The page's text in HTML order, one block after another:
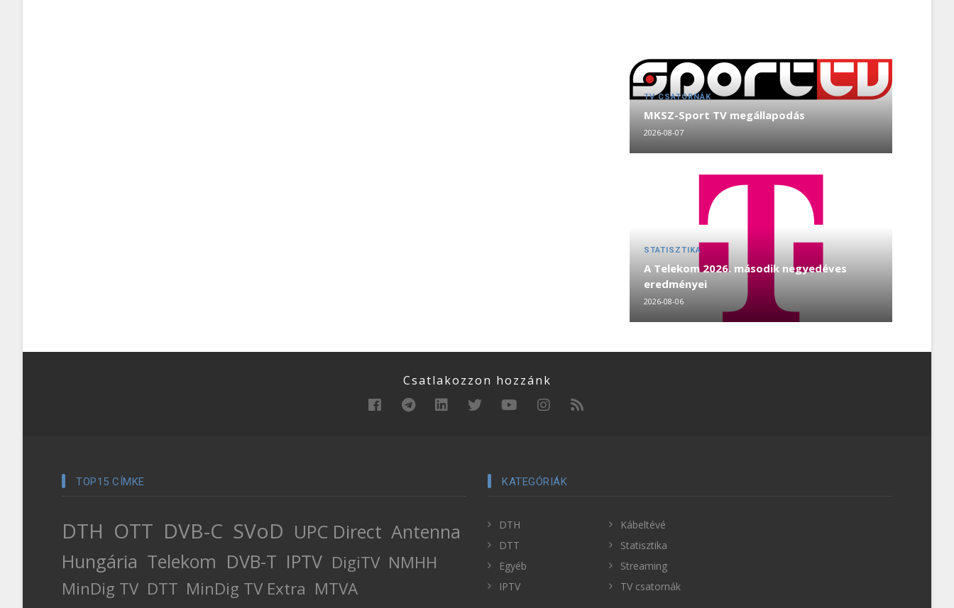
TV CSATORNÁK
MKSZ-Sport TV megállapodás
2026-08-07
STATISZTIKA
A Telekom 2026. második negyedéves
eredményei
2026-08-06
Csatlakozzon hozzánk
TOP15 CÍMKE
DTH OTT DVB-C SVoD UPC Direct Antenna
Hungária Telekom DVB-T IPTV DigiTV NMHH
MinDig TV DTT MinDig TV Extra MTVA
KATEGÓRIÁK
DTH
DTT
Egyéb
IPTV
Kábeltévé
Statisztika
Streaming
TV csatornák